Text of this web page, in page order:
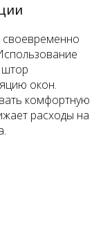
своевременно
окон.
комфортную
расходы на